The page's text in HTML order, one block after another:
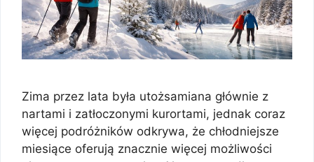
Zima przez lata była utożsamiana głównie z
nartami i zatłoczonymi kurortami, jednak coraz
więcej podróżników odkrywa, że chłodniejsze
miesiące oferują znacznie więcej możliwości